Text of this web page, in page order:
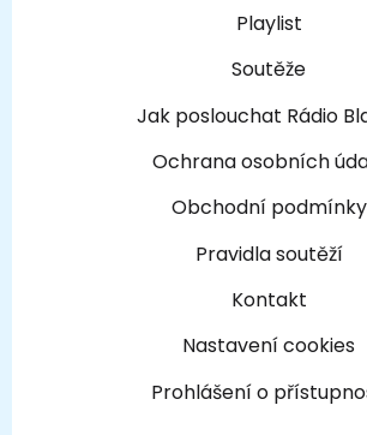
Playlist
Soutěže
Jak poslouchat Rádio
Ochrana osobních
Obchodní podmínky
Pravidla soutěží
Kontakt
Nastavení cookies
Prohlášení o